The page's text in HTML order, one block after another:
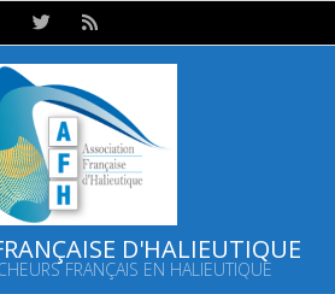
D'HALIEUTIQUE
FRANÇAIS EN HALIEUTIQUE